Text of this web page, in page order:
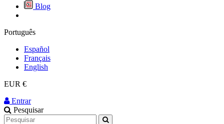
Blog
Português
Español
Français
English
EUR €
Entrar
Pesquisar